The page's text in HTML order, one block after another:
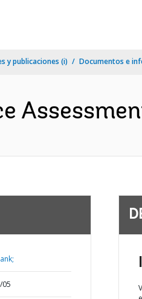
y publicaciones (i) Documentos e
05